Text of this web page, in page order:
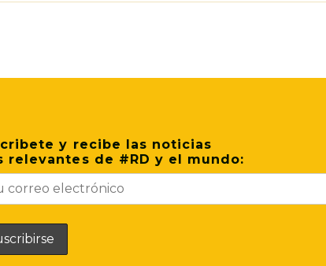
y recibe las noticias
relevantes de #RD y el mundo: